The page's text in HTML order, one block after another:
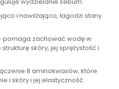
i nawilżająco, łagodzi stany
pomaga zachować wodę w
skóry, jej sprężystość i
8 aminokwasów, które
i skóry i jej elastyczność.